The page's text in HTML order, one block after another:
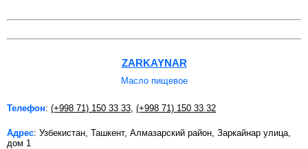
ZARKAYNAR
Масло пищевое
Телефон: (+998 71) 150 33 33 (+998 71) 150 33 32
Адрес: Узбекистан, Ташкент, Алмазарский район, Заркайнар улица,
дом 1